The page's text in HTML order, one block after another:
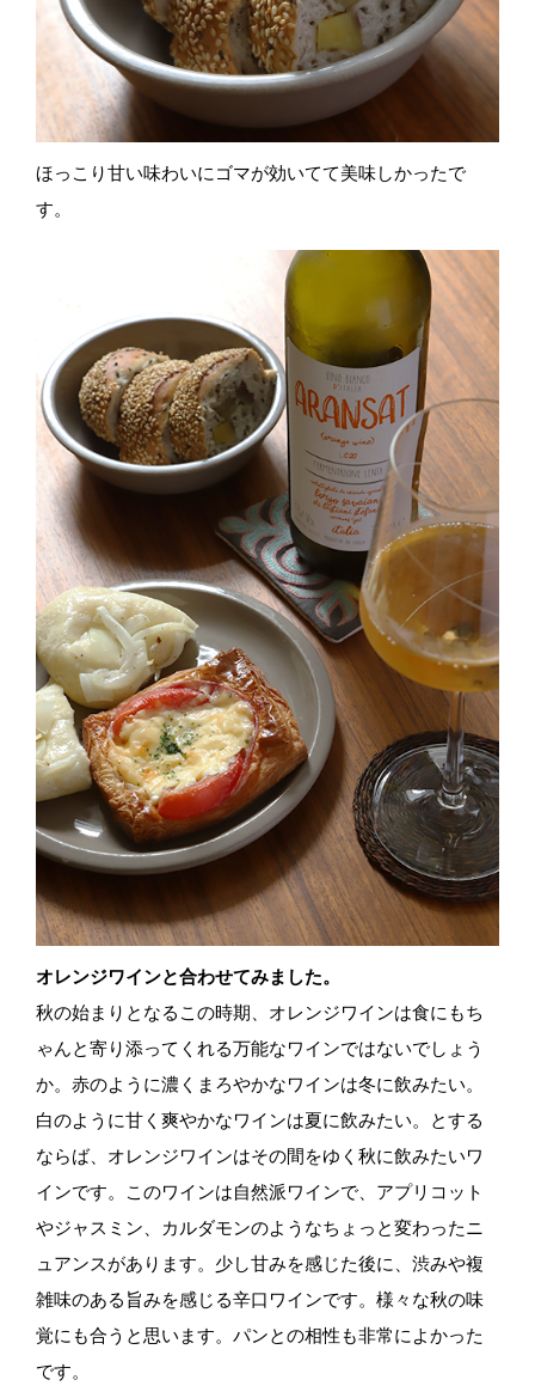
ほっこり甘い味わいにゴマが効いてて美味しかったで
す。
オレンジワインと合わせてみました。
秋の始まりとなるこの時期、オレンジワインは食にもち
ゃんと寄り添ってくれる万能なワインではないでしょう
か。赤のように濃くまろやかなワインは冬に飲みたい。
白のように甘く爽やかなワインは夏に飲みたい。とする
ならば、オレンジワインはその間をゆく秋に飲みたいワ
インです。このワインは自然派ワインで、アプリコット
やジャスミン、カルダモンのようなちょっと変わったニ
ュアンスがあります。少し甘みを感じた後に、渋みや複
雑味のある旨みを感じる辛口ワインです。様々な秋の味
覚にも合うと思います。パンとの相性も非常によかった
です。